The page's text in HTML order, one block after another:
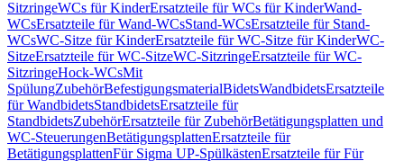
SitzringeWCs für KinderErsatzteile für WCs für KinderWand-
WCsErsatzteile für Wand-WCsStand-WCsErsatzteile für Stand-
WCsWC-Sitze für KinderErsatzteile für WC-Sitze für KinderWC-
SitzeErsatzteile für WC-SitzeWC-SitzringeErsatzteile für WC-
SitzringeHock-WCsMit
SpülungZubehörBefestigungsmaterialBidetsWandbidetsErsatzteile
für WandbidetsStandbidetsErsatzteile für
StandbidetsZubehörErsatzteile für ZubehörBetätigungsplatten und
WC-SteuerungenBetätigungsplattenErsatzteile für
BetätigungsplattenFür Sigma UP-SpülkästenErsatzteile für Für